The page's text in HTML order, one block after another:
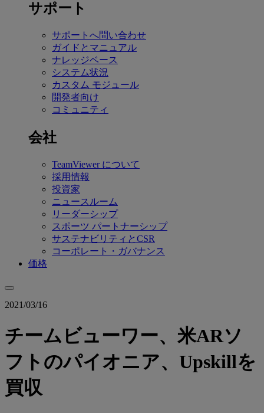
サポート
サポートへ問い合わせ
ガイドとマニュアル
ナレッジベース
システム状況
カスタム モジュール
開発者向け
コミュニティ
会社
TeamViewer について
採用情報
投資家
ニュースルーム
リーダーシップ
スポーツ パートナーシップ
サステナビリティとCSR
コーポレート・ガバナンス
価格
2021/03/16
チームビューワー、米ARソ
フトのパイオニア、Upskillを
買収